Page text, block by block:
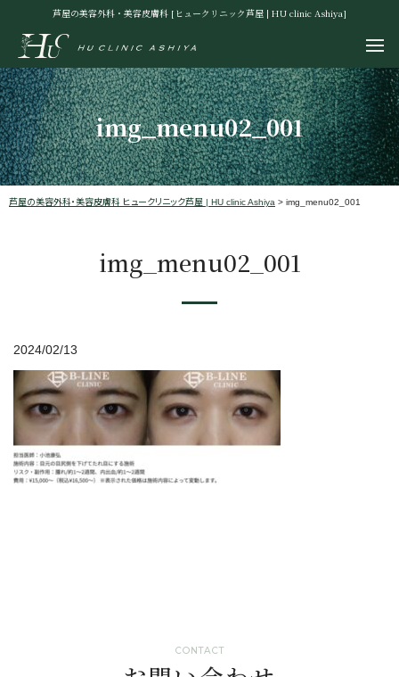
芦屋の美容外科・美容皮膚科 [ヒュークリニック芦屋 | HU clinic Ashiya]
img_menu02_001
芦屋の美容外科・美容皮膚科 ヒュークリニック芦屋 | HU clinic Ashiya > img_menu02_001
img_menu02_001
2024/02/13
CONTACT